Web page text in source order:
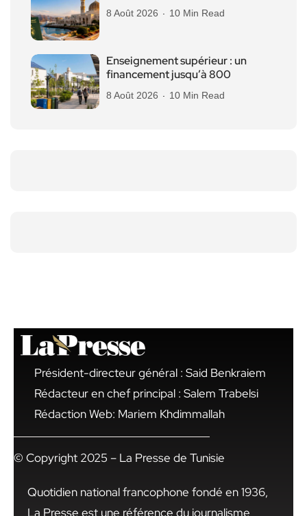
8 Août 2026 10 Min Read
Enseignement supérieur : un
financement jusqu’à 800
8 Août 2026 10 Min Read
Président-directeur général : Said Benkraiem
Rédacteur en chef principal : Salem Trabelsi
Rédaction Web: Mariem Khdimmallah
© Copyright 2025 – La Presse de Tunisie
Quotidien national francophone fondé en 1936,
La Presse est une référence du journalisme